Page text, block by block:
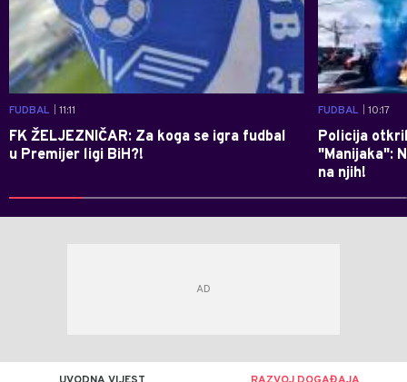
FUDBAL | 11:11
FK ŽELJEZNIČAR: Za koga se igra fudbal
u Premijer ligi BiH?!
FUDBAL | 10:17
Policija
"Manijaka":
na njih!